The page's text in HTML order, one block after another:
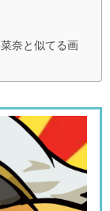
奈と似てる画